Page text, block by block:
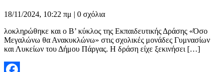
18/11/2024, 10:22 πμ | 0 σχόλια
λοκληρώθηκε και ο Β’ κύκλος της Εκπαιδευτικής Δράσης «Όσο
Μεγαλώνω θα Ανακυκλώνω» στις σχολικές μονάδες Γυμνασίων
και Λυκείων του Δήμου Πάργας. Η δράση είχε ξεκινήσει […]